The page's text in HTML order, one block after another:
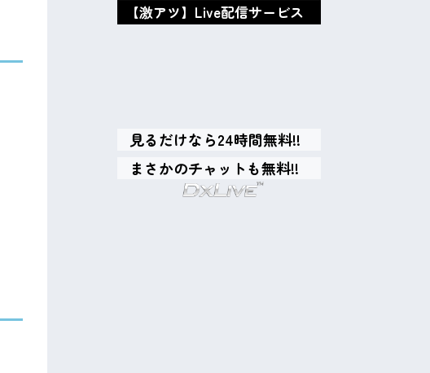
oxMISAox
【激アツ】Live配信サービス
見るだけなら24時間無料!!
まさかのチャットも無料!!